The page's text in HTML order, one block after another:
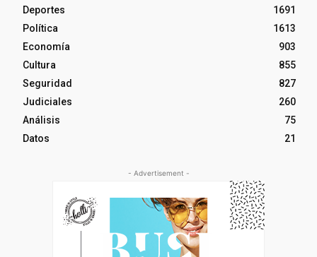
Deportes
1691
Política
1613
Economía
903
Cultura
855
Seguridad
827
Judiciales
260
Análisis
75
Datos
21
- Advertisement -